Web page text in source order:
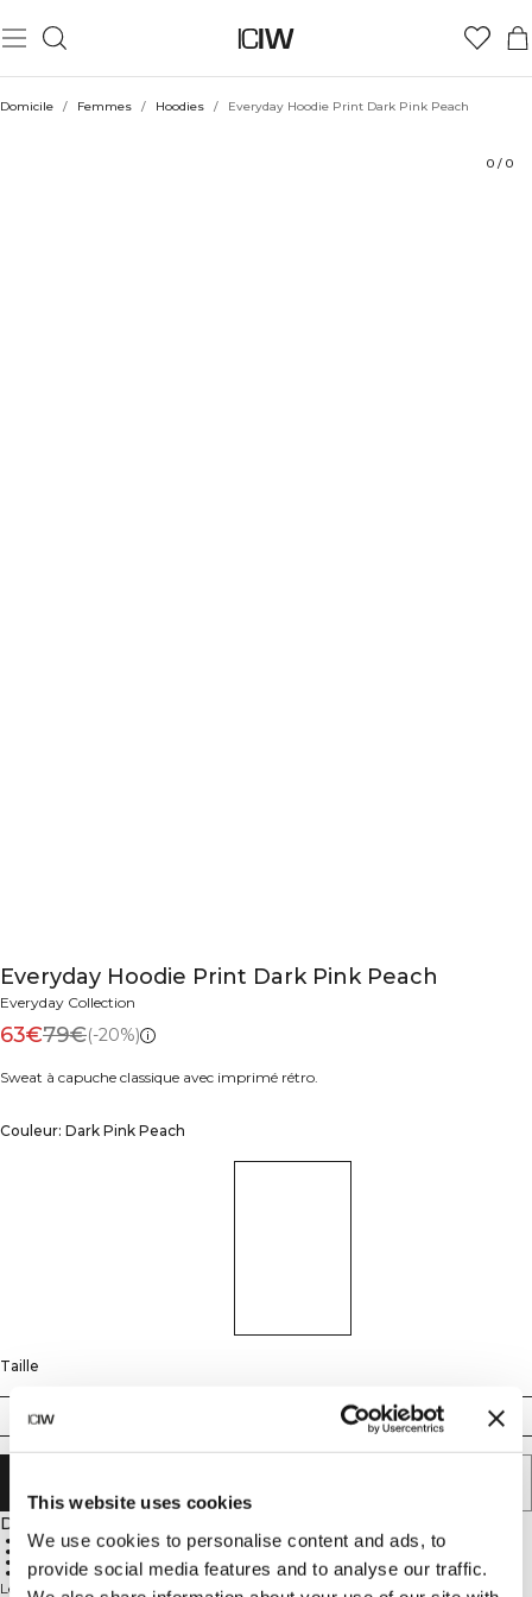
This website uses cookies
We use cookies to personalise content and ads, to
provide social media features and to analyse our traffic.
Domicile / Femmes / Hoodies / Everyday Hoodie Print Dark Pink Peach
0 / 0
Everyday Hoodie Print Dark Pink Peach
Everyday Collection
63€79€(-20%)
Sweat à capuche classique avec imprimé rétro.
Couleur: Dark Pink Peach
Taille
XS XL XXL
Description
Design imprimé
Poches avant
Coupe standard
Confort quotidien
Le Everyday Hoodie Print est conçu pour toutes les occasions – pour aller à la